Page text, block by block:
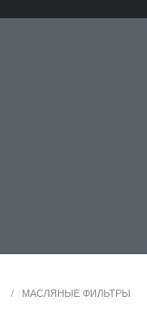
/ МАСЛЯНЫЕ ФИЛЬТРЫ